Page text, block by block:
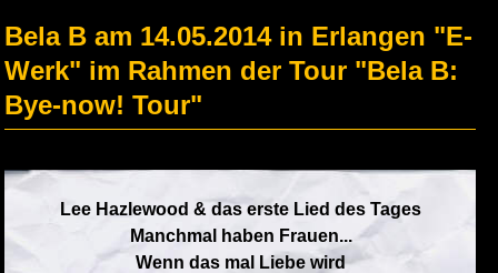
Bela B am 14.05.2014 in Erlangen "E-
Werk" im Rahmen der Tour "Bela B:
Bye-now! Tour"
Lee Hazlewood & das erste Lied des Tages
Manchmal haben Frauen...
Wenn das mal Liebe wird